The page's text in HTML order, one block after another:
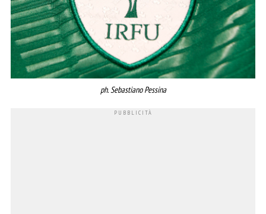
ph. Sebastiano Pessina